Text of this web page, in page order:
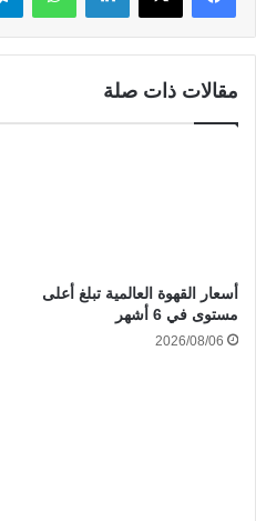
مقالات ذات صلة
أسعار القهوة العالمية تبلغ أعلى
مستوى في 6 أشهر
2026/08/06